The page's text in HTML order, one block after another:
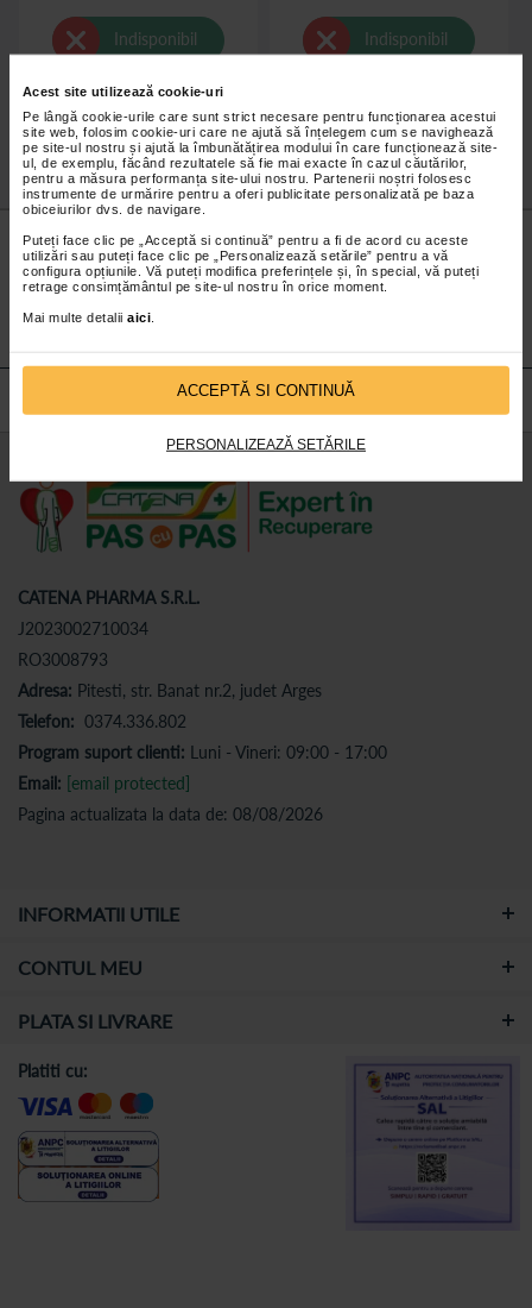
Acest site utilizează cookie-uri
Pe lângă cookie-urile care sunt strict necesare pentru funcționarea acestui
site web, folosim cookie-uri care ne ajută să înțelegem cum se navighează
pe site-ul nostru și ajută la îmbunătățirea modului în care funcționează site-
ul, de exemplu, făcând rezultatele să fie mai exacte în cazul căutărilor,
pentru a măsura performanța site-ului nostru. Partenerii noștri folosesc
instrumente de urmărire pentru a oferi publicitate personalizată pe baza
obiceiurilor dvs. de navigare.
Puteți face clic pe „Acceptă si continuă” pentru a fi de acord cu aceste
utilizări sau puteți face clic pe „Personalizează setările” pentru a vă
configura opțiunile. Vă puteți modifica preferințele și, în special, vă puteți
retrage consimțământul pe site-ul nostru în orice moment.
Mai multe detalii aici
ACCEPTĂ SI CONTINUĂ
PERSONALIZEAZĂ SETĂRILE
Indisponibil Indisponibil
Nu lăsa niciunpreț micneobservat.
Abonează-tela newsletter-ul nostru!
CATENA PHARMA S.R.L.
J2023002710034
RO3008793
Adresa: Pitesti, str. Banat nr.2, judet Arges
Telefon: 0374.336.802
Program suport clienti: Luni - Vineri: 09:00 - 17:00
Email: [email protected]
Pagina actualizata la data de: 08/08/2026
INFORMATII UTILE
CONTUL MEU
PLATA SI LIVRARE
Platiti cu: